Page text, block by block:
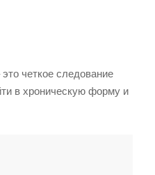
четкое следование
в хроническую форму и